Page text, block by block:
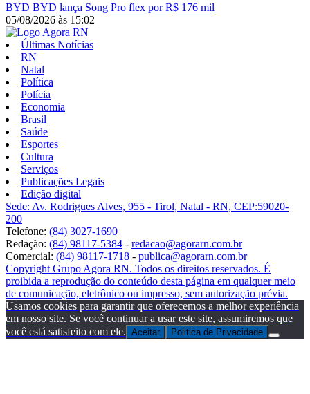
BYD BYD lança Song Pro flex por R$ 176 mil
05/08/2026 às 15:02
Últimas Notícias
RN
Natal
Política
Polícia
Economia
Brasil
Saúde
Esportes
Cultura
Serviços
Publicações Legais
Edição digital
Sede: Av. Rodrigues Alves, 955 - Tirol, Natal - RN, CEP:59020-
200
Telefone: (84) 3027-1690
Redação: (84) 98117-5384 - redacao@agorarn.com.br
Comercial: (84) 98117-1718 - publica@agorarn.com.br
Copyright Grupo Agora RN. Todos os direitos reservados. É
proibida a reprodução do conteúdo desta página em qualquer meio
de comunicação, eletrônico ou impresso, sem autorização prévia.
Usamos cookies para garantir que oferecemos a melhor experiência
em nosso site. Se você continuar a usar este site, assumiremos que
você está satisfeito com ele. Aceitar Politica de Privacidade